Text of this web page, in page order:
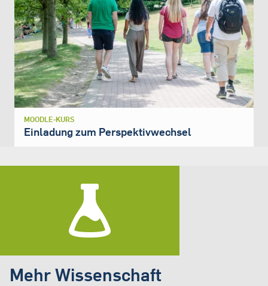
MOODLE-KURS
Einladung zum Perspektivwechsel
Mehr Wissenschaft